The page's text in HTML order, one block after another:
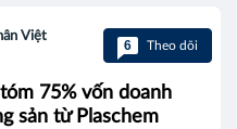
Việt
6 Theo dõi
75% vốn doanh
sản từ Plaschem